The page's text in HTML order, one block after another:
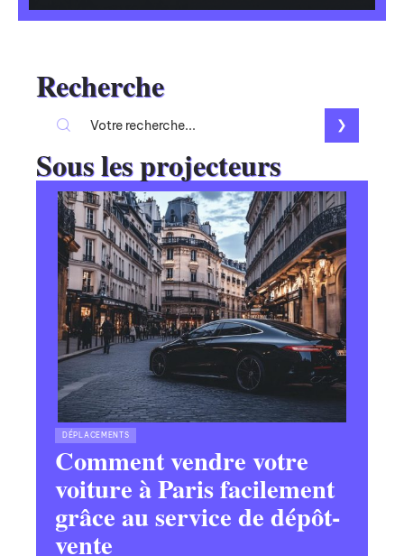
Recherche
Sous les projecteurs
DÉPLACEMENTS
Comment vendre votre
voiture à Paris facilement
grâce au service de dépôt-
vente